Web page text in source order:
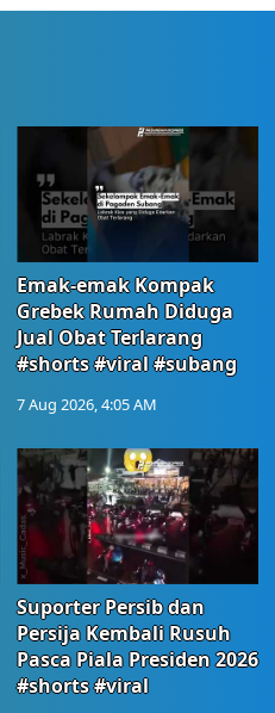
Emak-emak Kompak
Grebek Rumah Diduga
Jual Obat Terlarang
#shorts #viral #subang
7 Aug 2026, 4:05 AM
Suporter Persib dan
Persija Kembali Rusuh
Pasca Piala Presiden 2026
#shorts #viral